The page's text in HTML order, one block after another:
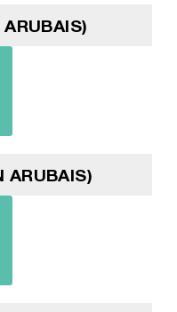
ARUBAIS)